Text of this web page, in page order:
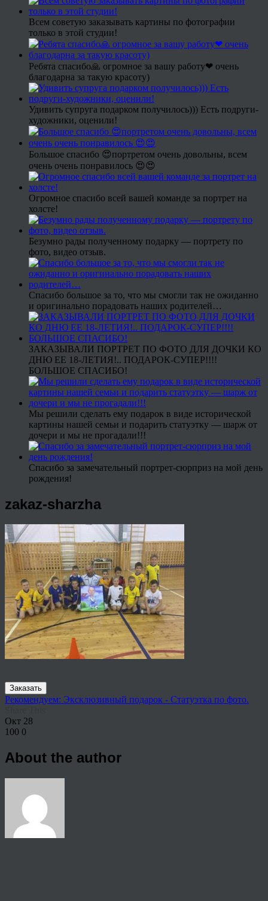
Всем советую заказывать картины по фотографии
только в этой студии!
Ребята спасибо🙏 огромное за вашу работу❤ очень
благодарна за такую красоту)
Удивить супруга подарком получилось))) Есть подруги-
художники, оценили!
Большое спасибо 😍портретом очень довольны, всем
очень очень понравилось 😍😍
Огромное спасибо всей вашей команде за портрет на
холсте!
Безумно рады полученному подарку — портрету по
фото, видео отзыв.
Спасибо большое за то, что мы смогли так не ожиданно
и оригинально порадовать наших родителей…
ЗАКАЗЫВАЛИ ПОРТРЕТ ПО ФОТО ДЛЯ ДОЧКИ КО
ДНЮ ЕЕ 18-ЛЕТИЯ!.. ПОДАРОК-СУПЕР!!!!
БОЛЬШОЕ СПАСИБО!
Мы решили сделать ему подарок в виде исторической
картины нашей семьи и подарить статуэтку — шарж от
дочери и мы не прогадали!!!
Спасибо за замечательный портрет-сюрприз на мой день
рождения!
zakaz-sharzha
Заказать
Рекомендуем: Эксклюзивный подарок - Статуэтка по фото.
Окт 28
100 0
About the author